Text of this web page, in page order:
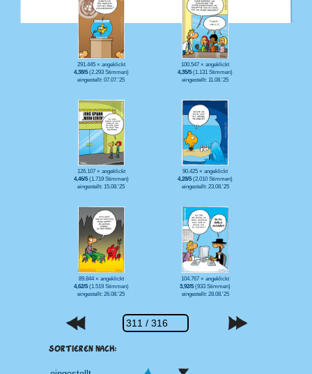
291.445 × angeklickt
4,38/5(2.293 Stimmen)
eingestellt: 07.07.'25
100.547 × angeklickt
4,35/5(1.131 Stimmen)
eingestellt: 11.08.'25
126.107 × angeklickt
4,46/5(1.719 Stimmen)
eingestellt: 15.08.'25
90.425 × angeklickt
4,28/5(2.010 Stimmen)
eingestellt: 23.08.'25
89.844 × angeklickt
4,62/5(1.519 Stimmen)
eingestellt: 26.08.'25
104.767 × angeklickt
3,92/5(933 Stimmen)
eingestellt: 28.08.'25
SORTIEREN NACH: